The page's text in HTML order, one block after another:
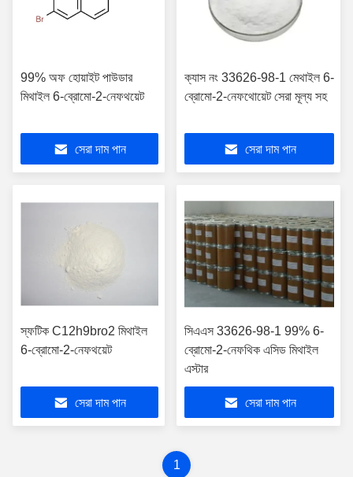
99% অফ হোয়াইট পাউডার
মিথাইল 6-ব্রোমো-2-নেফথয়েট
সেরা দাম পান
ক্যাস নং 33626-98-1 মেথাইল 6-
ব্রোমো-2-নেফথোয়েট সেরা মূল্য সহ
সেরা দাম পান
স্ফটিক C12h9bro2 মিথাইল
6-ব্রোমো-2-নেফথয়েট
সেরা দাম পান
সিএএস 33626-98-1 99% 6-
ব্রোমো-2-নেফথিক এসিড মিথাইল
এস্টার
সেরা দাম পান
1